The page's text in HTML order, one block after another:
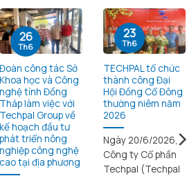
Đoàn công tác Sở
Khoa học và Công
nghệ tỉnh Đồng
Tháp làm việc với
Techpal Group về
kế hoạch đầu tư
phát triển nông
nghiệp công nghệ
cao tại địa phương
26
Th6
TECHPAL tổ chức
thành công Đại
Hội Đồng Cổ Đông
thường niêm năm
2026
Ngày 20/6/2026,
Công ty Cổ phần
Techpal (Techpal
23
Th6